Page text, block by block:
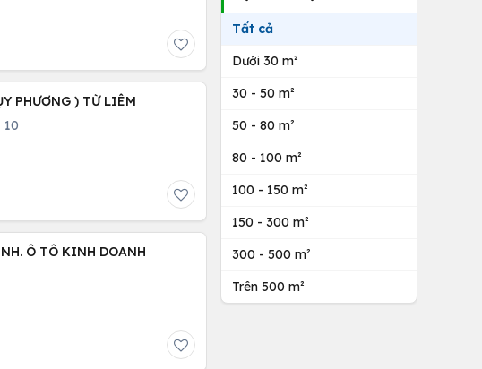
PHƯƠNG ) TỪ LIÊM
10
Ô TÔ KINH DOANH
Tất cả
Dưới 30 m²
30 - 50 m²
50 - 80 m²
80 - 100 m²
100 - 150 m²
150 - 300 m²
300 - 500 m²
Trên 500 m²